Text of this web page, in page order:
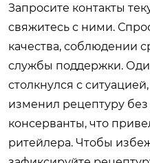
Запросите контакты
свяжитесь с ними.
качества, соблюдении
службы поддержки.
столкнулся с
изменил рецептуру
консерванты, что
ритейлера. Чтобы